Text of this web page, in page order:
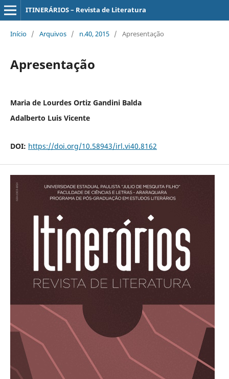
ITINERÁRIOS – Revista de Literatura
Início / Arquivos / n.40, 2015 / Apresentação
Apresentação
Maria de Lourdes Ortiz Gandini Balda
Adalberto Luis Vicente
DOI: https://doi.org/10.58943/irl.vi40.8162